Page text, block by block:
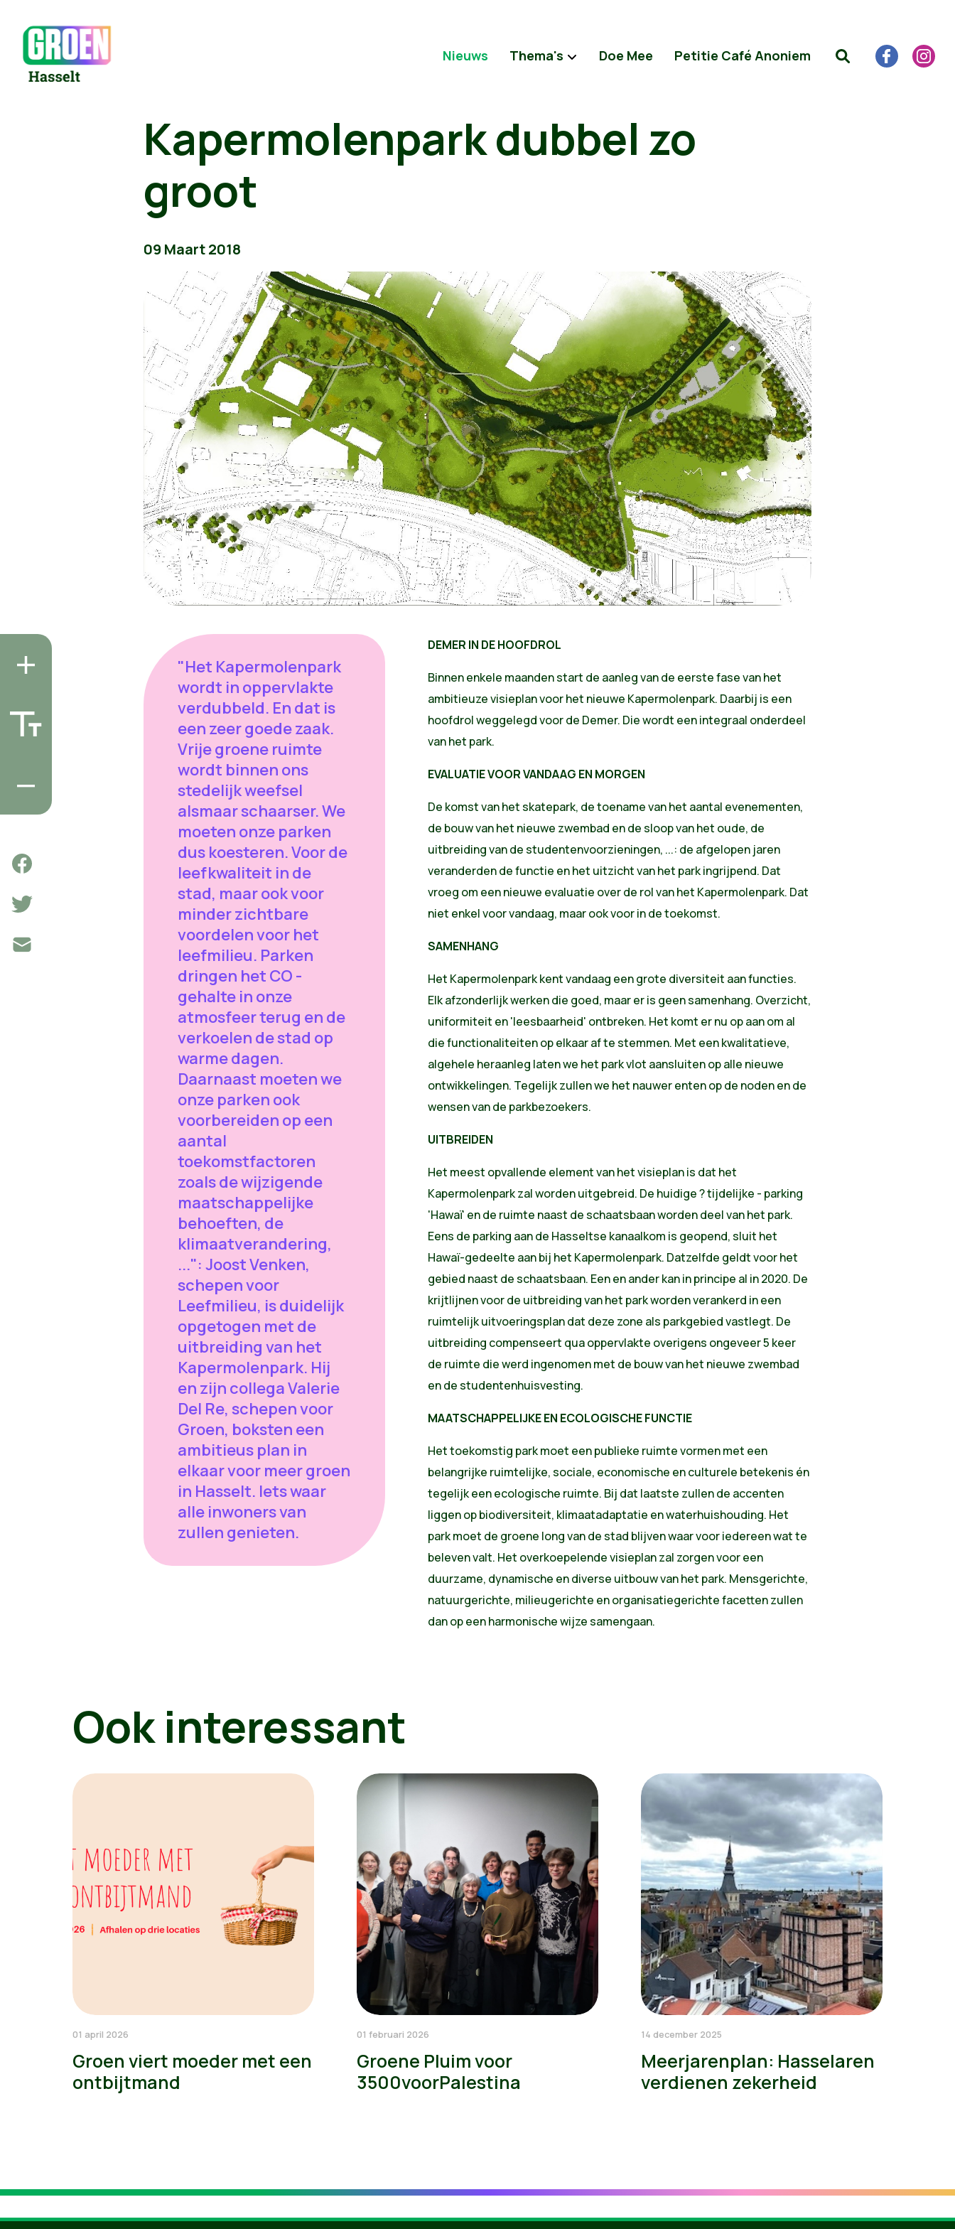
Nieuws Thema's Doe Mee Petitie Café Anoniem
Kapermolenpark dubbel zo
groot
09 Maart 2018
"Het Kapermolenpark
wordt in oppervlakte
verdubbeld. En dat is
een zeer goede zaak.
Vrije groene ruimte
wordt binnen ons
stedelijk weefsel
alsmaar schaarser. We
moeten onze parken
dus koesteren. Voor de
leefkwaliteit in de
stad, maar ook voor
minder zichtbare
voordelen voor het
leefmilieu. Parken
dringen het CO -
gehalte in onze
atmosfeer terug en de
verkoelen de stad op
warme dagen.
Daarnaast moeten we
onze parken ook
voorbereiden op een
aantal
toekomstfactoren
zoals de wijzigende
maatschappelijke
behoeften, de
klimaatverandering,
...": Joost Venken,
schepen voor
Leefmilieu, is duidelijk
opgetogen met de
uitbreiding van het
Kapermolenpark. Hij
en zijn collega Valerie
Del Re, schepen voor
Groen, boksten een
ambitieus plan in
elkaar voor meer groen
in Hasselt. Iets waar
alle inwoners van
zullen genieten.
DEMER IN DE HOOFDROL
Binnen enkele maanden start de aanleg van de eerste fase van het
ambitieuze visieplan voor het nieuwe Kapermolenpark. Daarbij is een
hoofdrol weggelegd voor de Demer. Die wordt een integraal onderdeel
van het park.
EVALUATIE VOOR VANDAAG EN MORGEN
De komst van het skatepark, de toename van het aantal evenementen,
de bouw van het nieuwe zwembad en de sloop van het oude, de
uitbreiding van de studentenvoorzieningen, ...: de afgelopen jaren
veranderden de functie en het uitzicht van het park ingrijpend. Dat
vroeg om een nieuwe evaluatie over de rol van het Kapermolenpark. Dat
niet enkel voor vandaag, maar ook voor in de toekomst.
SAMENHANG
Het Kapermolenpark kent vandaag een grote diversiteit aan functies.
Elk afzonderlijk werken die goed, maar er is geen samenhang. Overzicht,
uniformiteit en 'leesbaarheid' ontbreken. Het komt er nu op aan om al
die functionaliteiten op elkaar af te stemmen. Met een kwalitatieve,
algehele heraanleg laten we het park vlot aansluiten op alle nieuwe
ontwikkelingen. Tegelijk zullen we het nauwer enten op de noden en de
wensen van de parkbezoekers.
UITBREIDEN
Het meest opvallende element van het visieplan is dat het
Kapermolenpark zal worden uitgebreid. De huidige ? tijdelijke - parking
'Hawaï' en de ruimte naast de schaatsbaan worden deel van het park.
Eens de parking aan de Hasseltse kanaalkom is geopend, sluit het
Hawaï-gedeelte aan bij het Kapermolenpark. Datzelfde geldt voor het
gebied naast de schaatsbaan. Een en ander kan in principe al in 2020. De
krijtlijnen voor de uitbreiding van het park worden verankerd in een
ruimtelijk uitvoeringsplan dat deze zone als parkgebied vastlegt. De
uitbreiding compenseert qua oppervlakte overigens ongeveer 5 keer
de ruimte die werd ingenomen met de bouw van het nieuwe zwembad
en de studentenhuisvesting.
MAATSCHAPPELIJKE EN ECOLOGISCHE FUNCTIE
Het toekomstig park moet een publieke ruimte vormen met een
belangrijke ruimtelijke, sociale, economische en culturele betekenis én
tegelijk een ecologische ruimte. Bij dat laatste zullen de accenten
liggen op biodiversiteit, klimaatadaptatie en waterhuishouding. Het
park moet de groene long van de stad blijven waar voor iedereen wat te
beleven valt. Het overkoepelende visieplan zal zorgen voor een
duurzame, dynamische en diverse uitbouw van het park. Mensgerichte,
natuurgerichte, milieugerichte en organisatiegerichte facetten zullen
dan op een harmonische wijze samengaan.
Ook interessant
01 april 2026
Groen viert moeder met een
ontbijtmand
01 februari 2026
Groene Pluim voor
3500voorPalestina
14 december 2025
Meerjarenplan: Hasselaren
verdienen zekerheid